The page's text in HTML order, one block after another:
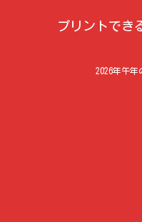
プリントでき
2026年午年